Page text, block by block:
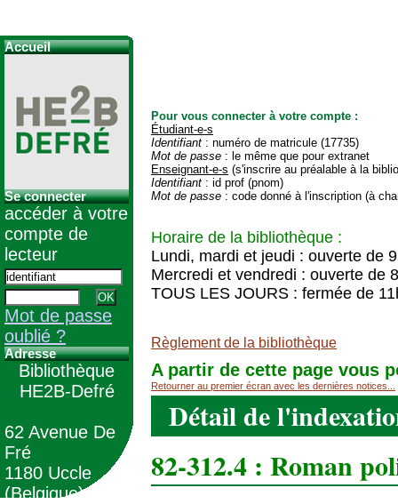
Pour vous connecter à votre compte :
Étudiant-e-s
Identifiant : numéro de matricule (17735)
Mot de passe : le même que pour extranet
Enseignant-e-s (s'inscrire au préalable à la
Identifiant : id prof (pnom)
Mot de passe : code donné à l'inscription (à
Horaire de la bibliothèque :
Lundi, mardi et jeudi : ouverte de
Mercredi et vendredi : ouverte de
TOUS LES JOURS : fermée de
Règlement de la bibliothèque
A partir de cette page vous
Retourner au premier écran avec les dernières notices...
Détail de
82-312.4 : Roman
Accueil
Se connecter
accéder à votre
compte de
lecteur
Mot de passe
oublié ?
Adresse
Bibliothèque
HE2B-Defré
62 Avenue De
Fré
1180 Uccle
(Belgique)